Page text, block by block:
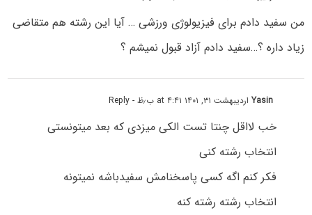
من سفید دادم برای فیزیولوژی ورزشی … آیا این رشته هم متقاضی
زیاد داره ؟…سفید دادم آزاد قبول نمیشم ؟
Yasinاردیبهشت ۳۱, ۱۴۰۱ at ۴:۴۱ ب٫ظ - Reply
خب لااقل چنتا تست الکی میزدی که بعد میتونستی
انتخاب رشته کنی
فکر کنم اگه کسی پاسخنامش سفیدباشه نمیتونه
انتخاب رشته رشته کنه